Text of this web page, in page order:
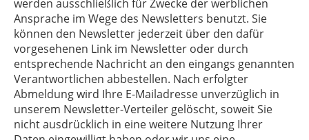
werden ausschließlich für Zwecke der werblichen
Ansprache im Wege des Newsletters benutzt. Sie
können den Newsletter jederzeit über den dafür
vorgesehenen Link im Newsletter oder durch
entsprechende Nachricht an den eingangs genannten
Verantwortlichen abbestellen. Nach erfolgter
Abmeldung wird Ihre E-Mailadresse unverzüglich in
unserem Newsletter-Verteiler gelöscht, soweit Sie
nicht ausdrücklich in eine weitere Nutzung Ihrer